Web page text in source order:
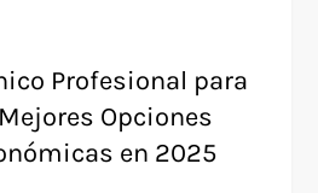
Profesional para
Opciones
en 2025